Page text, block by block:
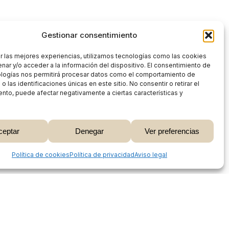
Gestionar consentimiento
las mejores experiencias, utilizamos tecnologías como las cookies
y/o acceder a la información del dispositivo. El consentimiento de
nos permitirá procesar datos como el comportamiento de
las identificaciones únicas en este sitio. No consentir o retirar el
puede afectar negativamente a ciertas características y
Denegar Ver preferencias
Política de cookiesPolítica de privacidadAviso legal
Finalizar Compra Share